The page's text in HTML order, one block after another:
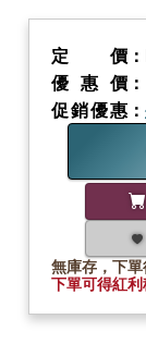
定價
優惠價 ：
促銷優惠 ：
無庫存，下
下單可得紅